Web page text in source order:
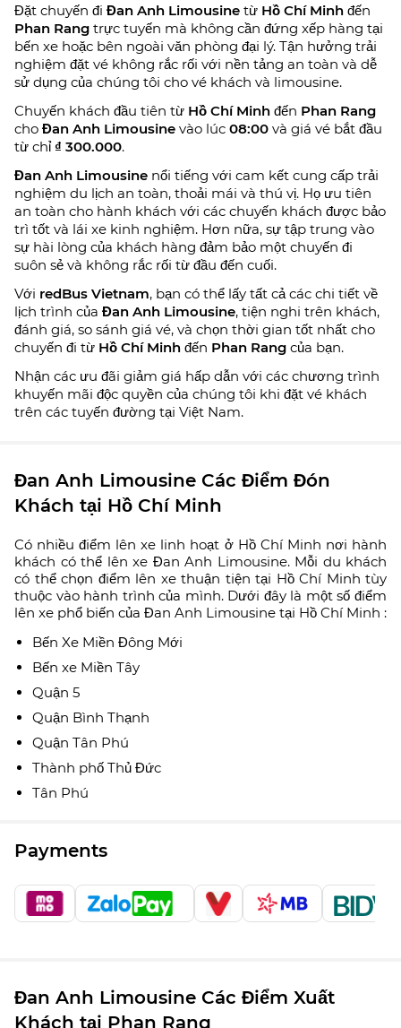
Đặt chuyến đi Đan Anh Limousine từ Hồ Chí Minh đến
Phan Rang trực tuyến mà không cần đứng xếp hàng tại
bến xe hoặc bên ngoài văn phòng đại lý. Tận hưởng trải
nghiệm đặt vé không rắc rối với nền tảng an toàn và dễ
sử dụng của chúng tôi cho vé khách và limousine.
Chuyến khách đầu tiên từ Hồ Chí Minh đến Phan Rang
cho Đan Anh Limousine vào lúc 08:00 và giá vé bắt đầu
từ chỉ ₫ 300.000.
Đan Anh Limousine nổi tiếng với cam kết cung cấp trải
nghiệm du lịch an toàn, thoải mái và thú vị. Họ ưu tiên
an toàn cho hành khách với các chuyến khách được bảo
trì tốt và lái xe kinh nghiệm. Hơn nữa, sự tập trung vào
sự hài lòng của khách hàng đảm bảo một chuyến đi
suôn sẻ và không rắc rối từ đầu đến cuối.
Với redBus Vietnam, bạn có thể lấy tất cả các chi tiết về
lịch trình của Đan Anh Limousine, tiện nghi trên khách,
đánh giá, so sánh giá vé, và chọn thời gian tốt nhất cho
chuyến đi từ Hồ Chí Minh đến Phan Rang của bạn.
Nhận các ưu đãi giảm giá hấp dẫn với các chương trình
khuyến mãi độc quyền của chúng tôi khi đặt vé khách
trên các tuyến đường tại Việt Nam.
Đan Anh Limousine Các Điểm Đón
Khách tại Hồ Chí Minh
Có nhiều điểm lên xe linh hoạt ở Hồ Chí Minh nơi hành
khách có thể lên xe Đan Anh Limousine. Mỗi du khách
có thể chọn điểm lên xe thuận tiện tại Hồ Chí Minh tùy
thuộc vào hành trình của mình. Dưới đây là một số điểm
lên xe phổ biến của Đan Anh Limousine tại Hồ Chí Minh :
Bến Xe Miền Đông Mới
Bến xe Miền Tây
Quận 5
Quận Bình Thạnh
Quận Tân Phú
Thành phố Thủ Đức
Tân Phú
Payments
Đan Anh Limousine Các Điểm Xuất
Khách tại Phan Rang